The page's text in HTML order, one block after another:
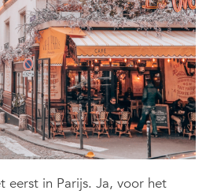
eerst in Parijs. Ja, voor het